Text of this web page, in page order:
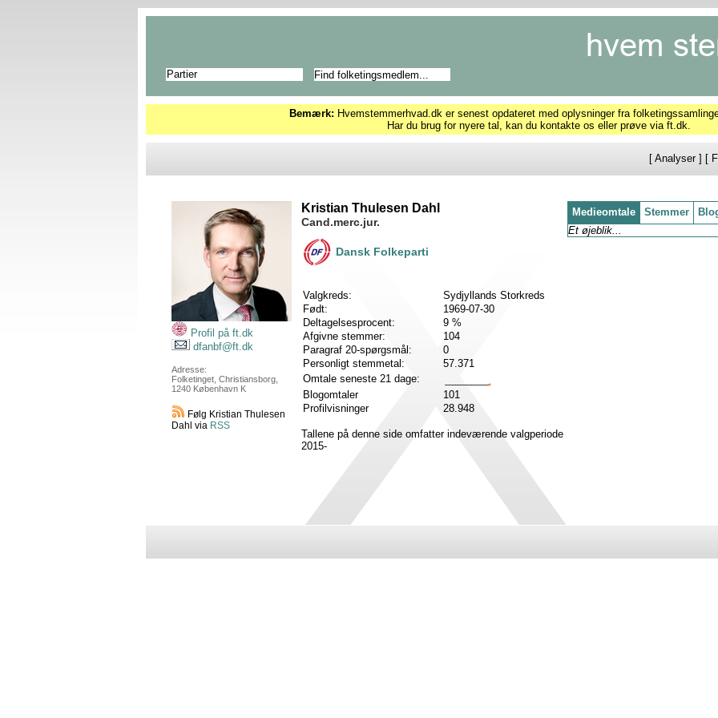
Partier
Bemærk: Hvemstemmerhvad.dk er senest opdateret med oplysninger fra
Har du brug for nyere tal, kan du kontakte os eller prøve via ft.dk.
[ Analyser] [
Profil på ft.dk
dfanbf@ft.dk
Adresse:
Folketinget, Christiansborg,
1240 København K
Følg Kristian Thulesen
Dahl via RSS
Kristian Thulesen Dahl
Cand.merc.jur.
Dansk Folkeparti
Valgkreds:
Sydjyllands Storkreds
Født:
1969-07-30
Deltagelsesprocent:
9 %
Afgivne stemmer:
104
Paragraf 20-spørgsmål:
0
Personligt stemmetal:
57.371
Omtale seneste 21 dage:
Blogomtaler
101
Profilvisninger
28.948
Tallene på denne side omfatter indeværende valgperiode
2015-
Medieomtale Stemmer
Et øjeblik...